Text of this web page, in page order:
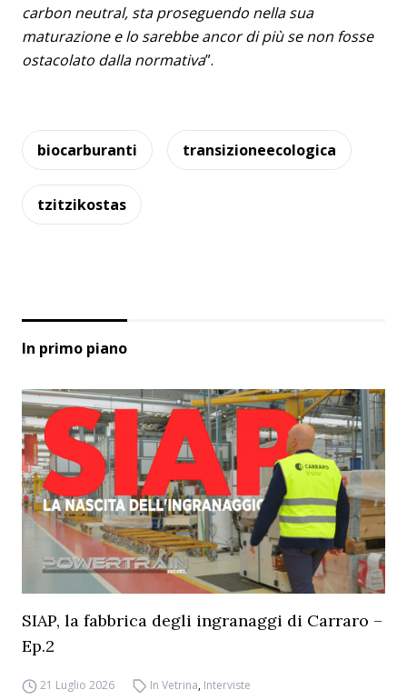
carbon neutral, sta proseguendo nella sua
maturazione e lo sarebbe ancor di più se non fosse
ostacolato dalla normativa”.
biocarburanti transizioneecologica
tzitzikostas
In primo piano
SIAP, la fabbrica degli ingranaggi di Carraro –
Ep.2
21 Luglio 2026 In Vetrina, Interviste